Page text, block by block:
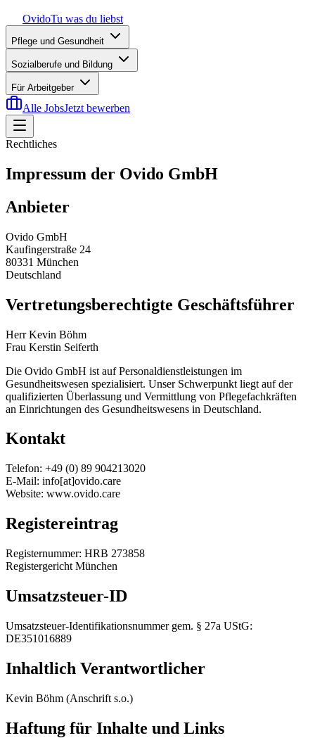
OvidoTu was du liebst
Pflege und Gesundheit
Sozialberufe und Bildung
Für Arbeitgeber
Alle JobsJetzt bewerben
Rechtliches
Impressum der Ovido GmbH
Anbieter
Ovido GmbH
Kaufingerstraße 24
80331 München
Deutschland
Vertretungsberechtigte Geschäftsführer
Herr Kevin Böhm
Frau Kerstin Seiferth
Die Ovido GmbH ist auf Personaldienstleistungen im
Gesundheitswesen spezialisiert. Unser Schwerpunkt liegt auf der
qualifizierten Überlassung und Vermittlung von Pflegefachkräften
an Einrichtungen des Gesundheitswesens in Deutschland.
Kontakt
Telefon: +49 (0) 89 904213020
E-Mail: info[at]ovido.care
Website: www.ovido.care
Registereintrag
Registernummer: HRB 273858
Registergericht München
Umsatzsteuer-ID
Umsatzsteuer-Identifikationsnummer gem. § 27a UStG:
DE351016889
Inhaltlich Verantwortlicher
Kevin Böhm (Anschrift s.o.)
Haftung für Inhalte und Links